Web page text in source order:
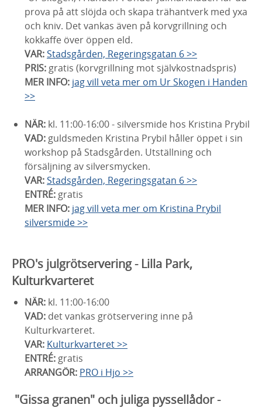
prova på att slöjda och skapa trähantverk med yxa
och kniv. Det vankas även på korvgrillning och
kokkaffe över öppen eld.
VAR:Stadsgården, Regeringsgatan 6 >>
PRIS: gratis (korvgrillning mot självkostnadspris)
MER INFO: jag vill veta mer om Ur Skogen i Handen
>>
NÄR: kl. 11:00-16:00 - silversmide hos Kristina Prybil
VAD: guldsmeden Kristina Prybil håller öppet i sin
workshop på Stadsgården. Utställning och
försäljning av silversmycken.
VAR:Stadsgården, Regeringsgatan 6 >>
ENTRÉ: gratis
MER INFO: jag vill veta mer om Kristina Prybil
silversmide >>
PRO's julgrötservering - Lilla Park,
Kulturkvarteret
NÄR: kl. 11:00-16:00
VAD: det vankas grötservering inne på
Kulturkvarteret.
VAR: Kulturkvarteret >>
ENTRÉ: gratis
ARRANGÖR: PRO i Hjo >>
"Gissa granen" och juliga pyssellådor -